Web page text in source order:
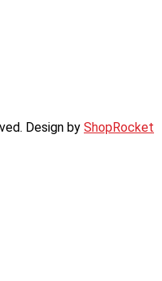
Design by ShopRocket